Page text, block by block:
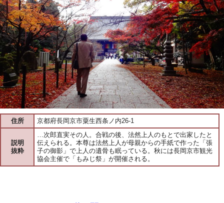
住所 京都府長岡京市粟生西条ノ内26-1
説明
抜粋
…次郎直実その人。合戦の後、法然上人のもとで出家したと
伝えられる。本尊は法然上人が母親からの手紙で作った「張
子の御影」で上人の遺骨も眠っている。秋には長岡京市観光
協会主催で「もみじ祭」が開催される。